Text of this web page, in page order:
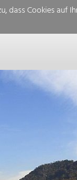
dass Cookies auf